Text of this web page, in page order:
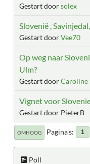
Gestart doorsolex
Slovenië ,
Gestart doorVee70
Op weg naar
Ulm?
Gestart doorCaroline
Vignet voor
Gestart door PieterB
OMHOOG Pagina's 1
Poll